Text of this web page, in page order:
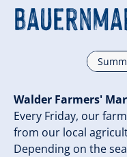
Walder Farmers'
Every Friday, our
from our local
Depending on the